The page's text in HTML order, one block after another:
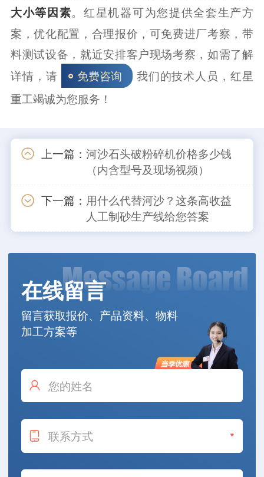
大小等因素。红星机器可为您提供全套生产方
案，优化配置，合理报价，可免费进厂考察，带
料测试设备，就近安排客户现场考察，如需了解
详情，请
免费咨询
我们的技术人员，红星
重工竭诚为您服务！
上一篇： 河沙石头破粉碎机价格多少钱
（内含型号及现场视频）
下一篇： 用什么代替河沙？这条高收益
人工制砂生产线给您答案
在线留言
留言获取报价、产品资料、物料
加工方案等
*